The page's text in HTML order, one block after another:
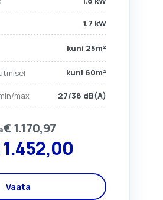
1.7 kW
kuni 25m²
kuni 60m²
max 27/38 dB(A)
€1.170,97
1.452,00
Vaata